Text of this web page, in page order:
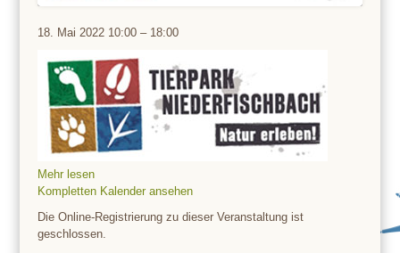
Tierpark
18. Mai 2022 10:00 – 18:00
Mehr lesen
Kompletten Kalender ansehen
Die Online-Registrierung zu dieser Veranstaltung ist
geschlossen.